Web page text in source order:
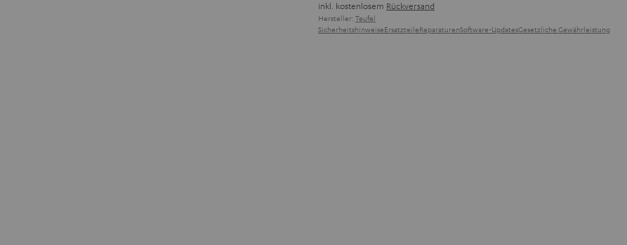
inkl. kostenlosem Rückversand
Hersteller: Teufel
SicherheitshinweiseErsatzteileReparaturenSoftware-UpdatesGesetzliche Gewährleistung